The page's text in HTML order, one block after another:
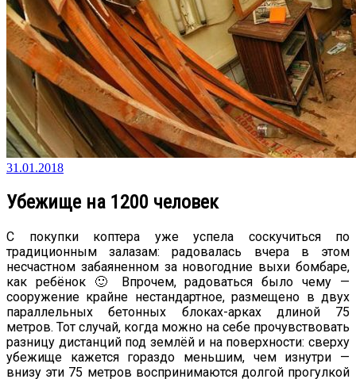
31.01.2018
Убежище на 1200 человек
С покупки коптера уже успела соскучиться по
традиционным залазам: радовалась вчера в этом
несчастном забаяненном за новогодние выхи бомбаре,
как ребёнок 🙂 Впрочем, радоваться было чему —
сооружение крайне нестандартное, размещено в двух
параллельных бетонных блоках-арках длиной 75
метров. Тот случай, когда можно на себе прочувствовать
разницу дистанций под землёй и на поверхности: сверху
убежище кажется гораздо меньшим, чем изнутри —
внизу эти 75 метров воспринимаются долгой прогулкой